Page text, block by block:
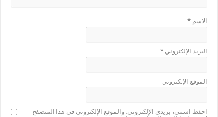
الاسم*
البريد الإلكتروني*
الموقع الإلكتروني
احفظ اسمي، بريدي الإلكتروني، والموقع الإلكتروني في هذا المتصفح